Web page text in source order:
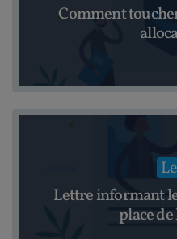
Comment
Lettre informant
place